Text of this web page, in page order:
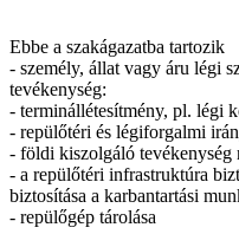
Ebbe a szakágazatba tartozik
- személy, állat vagy áru légi
tevékenység:
- terminállétesítmény, pl. légi
- repülőtéri és légiforgalmi
- földi kiszolgáló tevékenység
- a repülőtéri infrastruktúra
biztosítása a karbantartási
- repülőgép tárolása